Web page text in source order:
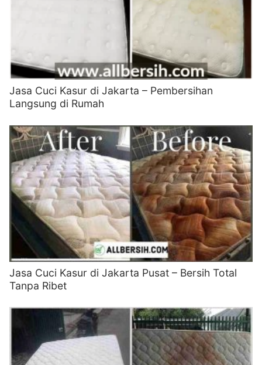
Jasa Cuci Kasur di Jakarta – Pembersihan
Langsung di Rumah
Jasa Cuci Kasur di Jakarta Pusat – Bersih Total
Tanpa Ribet